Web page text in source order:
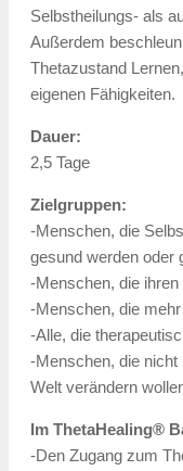
Selbstheilungs- als
Außerdem
Thetazustand
eigenen Fähigkeiten.
Dauer:
2,5 Tage
Zielgruppen:
-Menschen, die
gesund werden oder
-Menschen, die ihren
-Menschen, die
-Alle, die
-Menschen, die nicht
Welt verändern
Im ThetaHealing®
-Den Zugang zum